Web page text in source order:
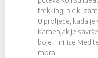
trekking, biciklizam
U proljeće, kada
Kamenjak je
boje i mirise
mora.